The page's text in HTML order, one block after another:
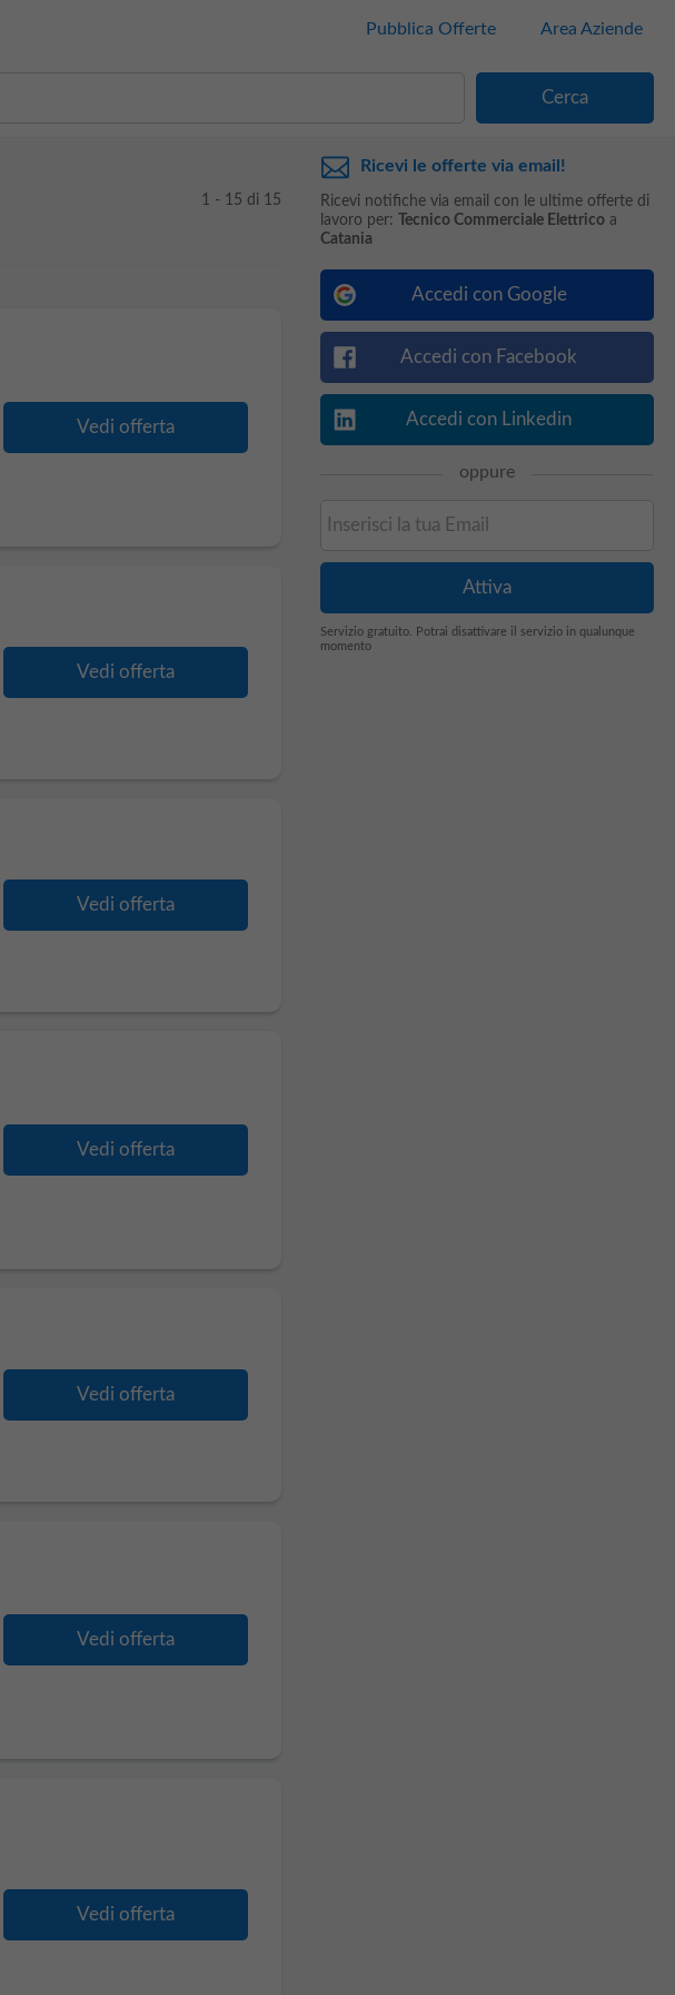
Pubblica Offerte Area Aziende
1 - 15 di 15
Vedi offerta
Vedi offerta
Vedi offerta
Vedi offerta
Vedi offerta
Vedi offerta
Vedi offerta
Ricevi le offerte via email!
Ricevi notifiche via email con le ultime offerte di
lavoro per:
Tecnico Commerciale Elettricoa
Catania
Accedi con Google
Accedi con Facebook
Accedi con Linkedin
oppure
Servizio gratuito. Potrai disattivare il servizio in qualunque
momento